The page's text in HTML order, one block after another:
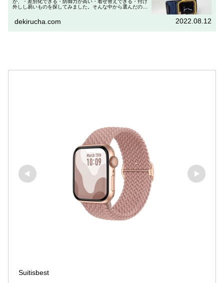
外しし易いものを探してみました。そんな中から選んだのは
dekirucha.com 2022.08.12
Suitisbest